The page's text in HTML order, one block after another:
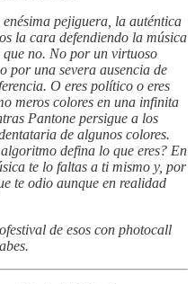
enésima pejiguera, la auténtica
la cara defendiendo la música
que no. No por un virtuoso
por una severa ausencia de
O eres político o eres
meros colores en una infinita
Pantone persigue a los
de algunos colores.
defina lo que eres? En
te lo faltas a ti mismo y, por
te odio aunque en realidad
de esos con photocall